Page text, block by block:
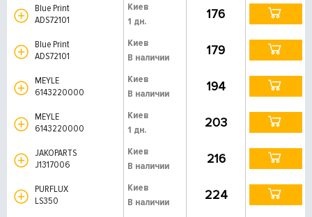
Blue Print
ADS72101
Киев
1 дн.
176
Blue Print
ADS72101
Киев
В наличии
179
MEYLE
6143220000
Киев
В наличии
194
MEYLE
6143220000
Киев
1 дн.
203
JAKOPARTS
J1317006
Киев
В наличии
216
PURFLUX
LS350
Киев
В наличии
224